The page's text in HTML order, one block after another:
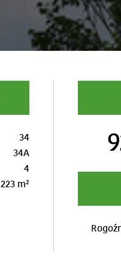
34
34A
4
223 m²